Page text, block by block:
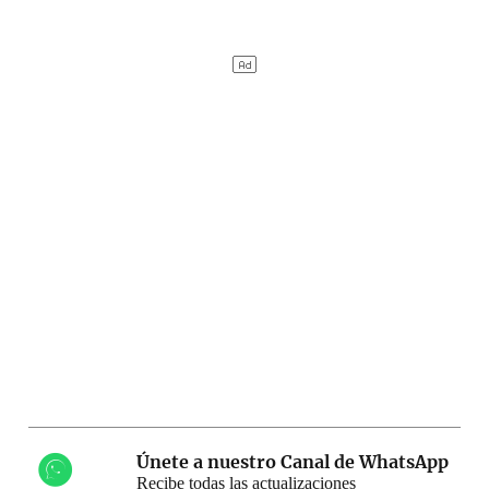
Únete a nuestro Canal de WhatsApp
Recibe todas las actualizaciones